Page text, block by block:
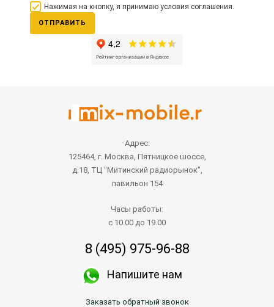
Нажимая на кнопку, я принимаю условия соглашения.
ОТПРАВИТЬ
Адрес:
125464, г. Москва, Пятницкое шоссе,
д.18, ТЦ "Митинский радиорынок",
павильон 154
Часы работы:
с 10.00 до 19.00
8 (495) 975-96-88
Напишите нам
Заказать обратный звонок